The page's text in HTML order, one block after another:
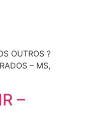
OUTROS ?
– MS,
–